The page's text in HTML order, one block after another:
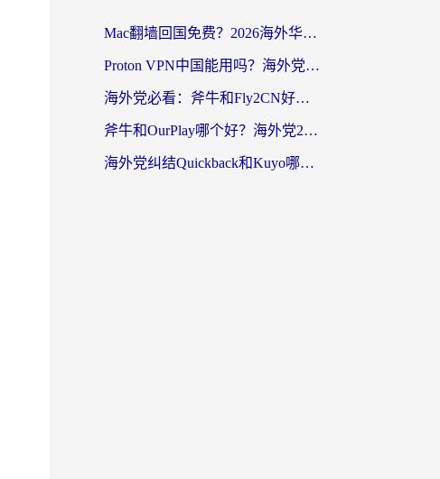
Mac翻墙回国免费？2026海外华人亲测：从CCTV5直播到国内APP，这样选加速器才靠谱
Proton VPN中国能用吗？海外党选回国加速器的避坑指南（附番茄加速器实测）
海外党必看：斧牛和Fly2CN好用吗？3招教你选对回国加速器（附免费试用攻略）
斧牛和OurPlay哪个好？海外党2026亲测：选对加速器，国内资源秒加载
海外党纠结Quickback和Kuyo哪个好？选对回国加速器才能无缝刷国内资源